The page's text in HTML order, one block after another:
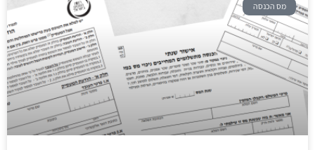
מס הכנסה